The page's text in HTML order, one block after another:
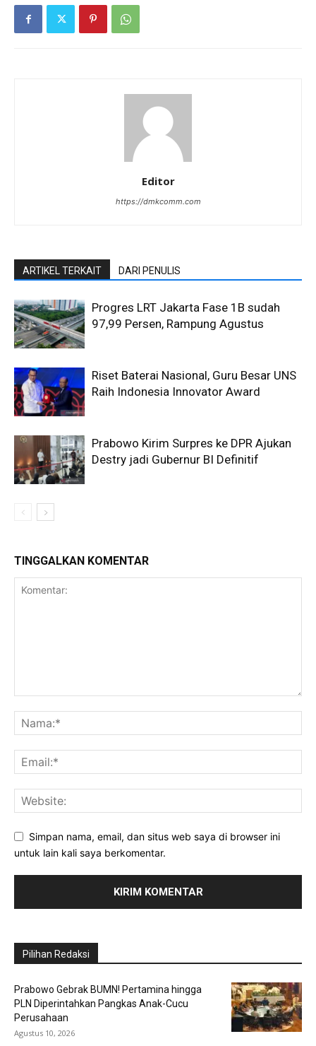
Editor
https://dmkcomm.com
ARTIKEL TERKAIT DARI PENULIS
Progres LRT Jakarta Fase 1B sudah
97,99 Persen, Rampung Agustus
Riset Baterai Nasional, Guru Besar UNS
Raih Indonesia Innovator Award
Prabowo Kirim Surpres ke DPR Ajukan
Destry jadi Gubernur BI Definitif
TINGGALKAN KOMENTAR
Simpan nama, email, dan situs web saya di browser ini
untuk lain kali saya berkomentar.
Pilihan Redaksi
Prabowo Gebrak BUMN! Pertamina hingga
PLN Diperintahkan Pangkas Anak-Cucu
Perusahaan
Agustus 10, 2026